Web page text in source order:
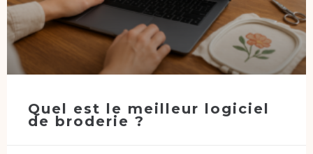
Quel est le meilleur logiciel
de broderie ?